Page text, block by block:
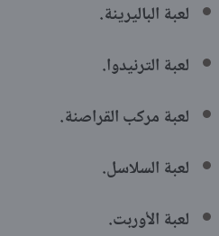
لعبة الباليرينة.
لعبة الترنيدوا.
لعبة مركب القراصنة.
لعبة السلاسل.
لعبة الأوربت.